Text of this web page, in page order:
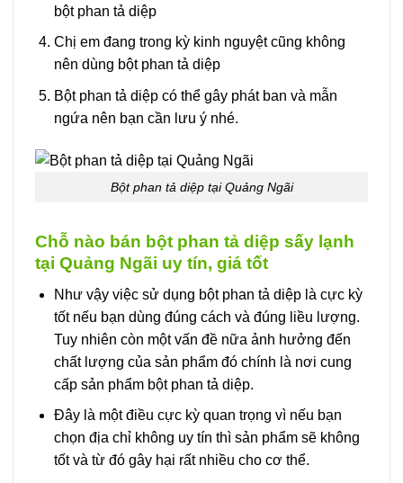
bột phan tả diệp
Chị em đang trong kỳ kinh nguyệt cũng không
nên dùng bột phan tả diệp
Bột phan tả diệp có thể gây phát ban và mẫn
ngứa nên bạn cần lưu ý nhé.
Bột phan tả diệp tại Quảng Ngãi
Chỗ nào bán bột phan tả diệp sấy lạnh
tại Quảng Ngãi uy tín, giá tốt
Như vậy việc sử dụng bột phan tả diệp là cực kỳ
tốt nếu bạn dùng đúng cách và đúng liều lượng.
Tuy nhiên còn một vấn đề nữa ảnh hưởng đến
chất lượng của sản phẩm đó chính là nơi cung
cấp sản phẩm bột phan tả diệp.
Đây là một điều cực kỳ quan trọng vì nếu bạn
chọn địa chỉ không uy tín thì sản phẩm sẽ không
tốt và từ đó gây hại rất nhiều cho cơ thể.